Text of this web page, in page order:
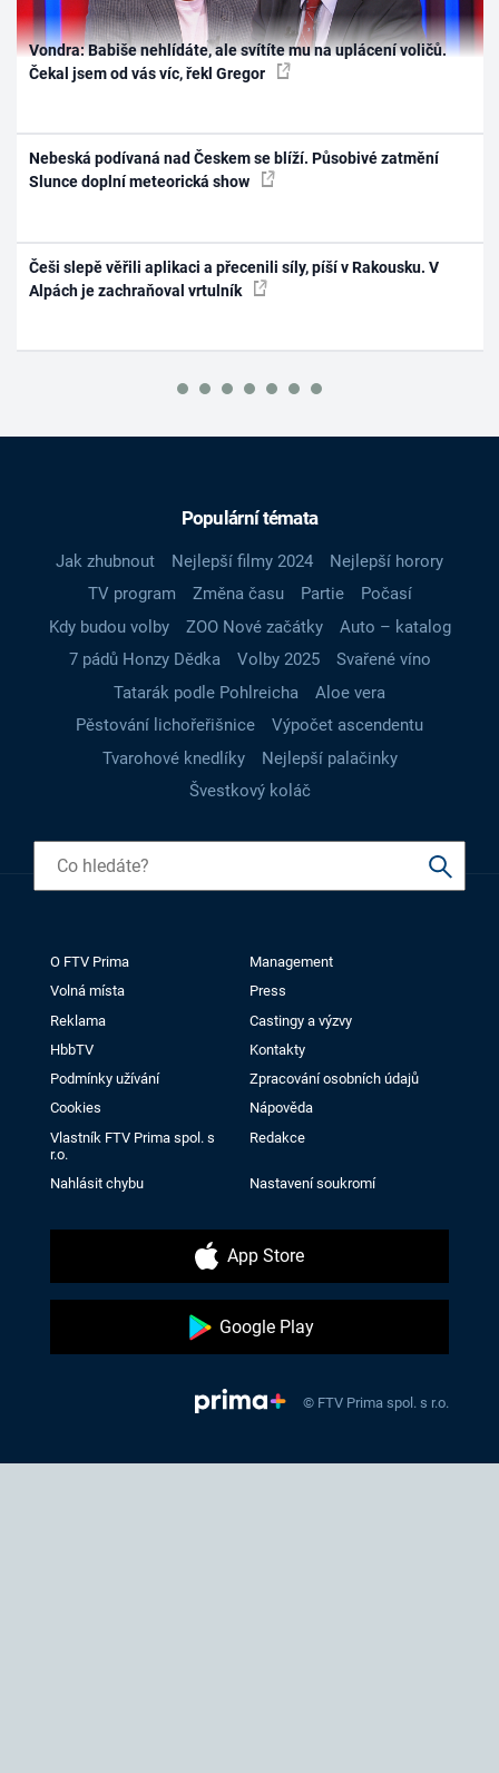
Vondra: Babiše nehlídáte, ale svítíte mu na uplácení voličů.
Čekal jsem od vás víc, řekl Gregor
Nebeská podívaná nad Českem se blíží. Působivé zatmění
Slunce doplní meteorická show
Češi slepě věřili aplikaci a přecenili síly, píší v Rakousku. V
Alpách je zachraňoval vrtulník
Populární témata
Jak zhubnout Nejlepší filmy 2024
Nejlepší horory
TV program
Změna času Partie
Počasí
Kdy budou volby
ZOO Nové začátky
Auto – katalog
7 pádů Honzy Dědka
Volby 2025
Svařené víno
Tatarák podle Pohlreicha
Aloe vera
Pěstování lichořeřišnice
Výpočet ascendentu
Tvarohové knedlíky
Nejlepší palačinky
Švestkový koláč
O FTV Prima
Management
Volná místa
Press
Reklama
Castingy a výzvy
HbbTV
Kontakty
Podmínky užívání
Zpracování osobních údajů
Cookies
Nápověda
Vlastník FTV Prima spol. s
r.o.
Redakce
Nahlásit chybu Nastavení soukromí
App Store
Google Play
© FTV Prima spol. s r.o.